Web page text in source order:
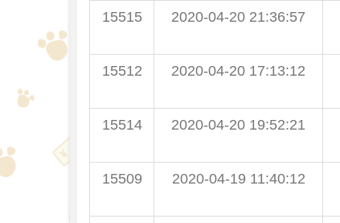
15515 2020-04-20 21:36:57
15512 2020-04-20 17:13:12
15514 2020-04-20 19:52:21
15509 2020-04-19 11:40:12